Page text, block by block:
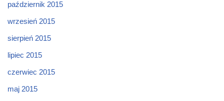
październik 2015
wrzesień 2015
sierpień 2015
lipiec 2015
czerwiec 2015
maj 2015